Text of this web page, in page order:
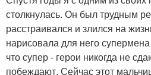
столкнулась. Он был трудным
расстраивался и злился на
нарисовала для него
что супер - герои никогда не
побеждают. Сейчас этот